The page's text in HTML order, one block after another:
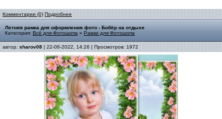
Комментарии (0) Подробнее
Летняя рамка для оформления фото - Бобёр на отдыхе
Категория: Всё для Фотошопа » Рамки для Фотошопа
автор: sharov08 | 22-06-2022, 14:26 | Просмотров: 1972